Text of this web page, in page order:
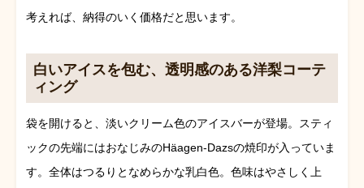
考えれば、納得のいく価格だと思います。
白いアイスを包む、透明感のある洋梨コーテ
ィング
袋を開けると、淡いクリーム色のアイスバーが登場。スティ
ックの先端にはおなじみのHäagen-Dazsの焼印が入っていま
す。全体はつるりとなめらかな乳白色。色味はやさしく上